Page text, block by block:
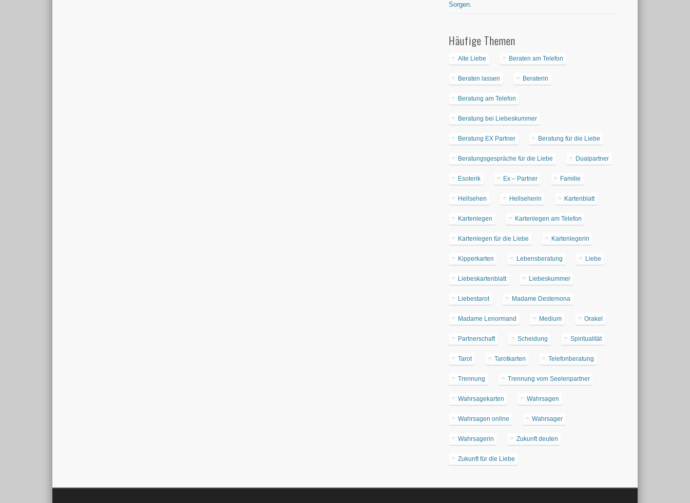
Sorgen.
Häufige Themen
Alte Liebe Beraten am Telefon
Beraten lassen Beraterin
Beratung am Telefon
Beratung bei Liebeskummer
Beratung EX Partner Beratung für die Liebe
Beratungsgespräche für die Liebe Dualpartner
Esoterik Ex – Partner Familie
Hellsehen Hellseherin Kartenblatt
Kartenlegen Kartenlegen am Telefon
Kartenlegen für die Liebe Kartenlegerin
Kipperkarten Lebensberatung Liebe
Liebeskartenblatt Liebeskummer
Liebestarot Madame Destemona
Madame Lenormand Medium Orakel
Partnerschaft Scheidung Spiritualität
Tarot Tarotkarten Telefonberatung
Trennung Trennung vom Seelenpartner
Wahrsagekarten Wahrsagen
Wahrsagen online Wahrsager
Wahrsagerin Zukunft deuten
Zukunft für die Liebe